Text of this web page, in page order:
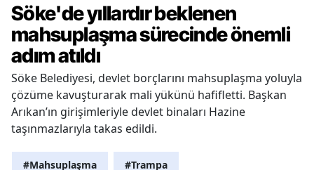
Söke'de yıllardır beklenen
mahsuplaşma sürecinde önemli
adım atıldı
Söke Belediyesi, devlet borçlarını mahsuplaşma yoluyla
çözüme kavuşturarak mali yükünü hafifletti. Başkan
Arıkan’ın girişimleriyle devlet binaları Hazine
taşınmazlarıyla takas edildi.
#Mahsuplaşma #Trampa